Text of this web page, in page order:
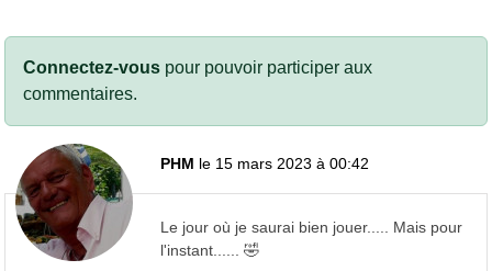
Connectez-vous pour pouvoir participer aux
commentaires.
PHM le 15 mars 2023 à 00:42
Le jour où je saurai bien jouer..... Mais pour
l'instant...... 🤣